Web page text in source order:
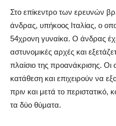
Στο επίκεντρο των ερευνών
άνδρας, υπήκοος Ιταλίας, ο
54χρονη γυναίκα. Ο άνδρας
αστυνομικές αρχές και
πλαίσιο της προανάκρισης. Οι
κατάθεση και επιχειρούν να
πριν και μετά το περιστατικό,
τα δύο θύματα.